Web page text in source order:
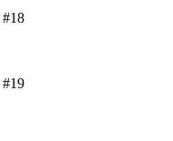
#18
#19